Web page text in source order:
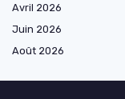
Avril 2026
Juin 2026
Août 2026